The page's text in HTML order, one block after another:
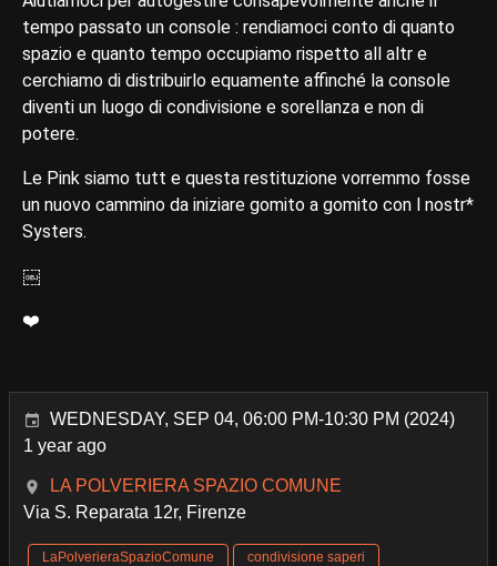
tempo passato un console : rendiamoci conto di quanto
spazio e quanto tempo occupiamo rispetto all altr e
cerchiamo di distribuirlo equamente affinché la console
diventi un luogo di condivisione e sorellanza e non di
potere.
Le Pink siamo tutt e questa restituzione vorremmo fosse
un nuovo cammino da iniziare gomito a gomito con l nostr*
Systers.
￼
❤️
WEDNESDAY, SEP 04, 06:00 PM-10:30 PM (2024)
1 year ago
LA POLVERIERA SPAZIO COMUNE
Via S. Reparata 12r, Firenze
LaPolverieraSpazioComune
condivisione saperi